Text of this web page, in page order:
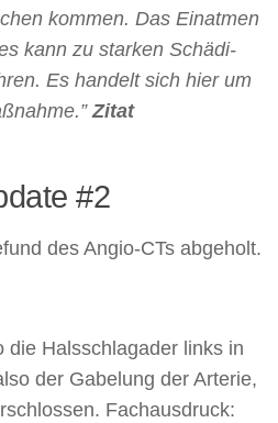
kom­men. Das Ein­at­men
kann zu star­ken Schä­di­
Es han­delt sich hier um
Zitat
#2
des Angio-CTs abgeholt.
die Halsschlagader links in
der Gabelung der Arterie,
Fachausdruck: